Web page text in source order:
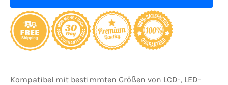
Kompatibel mit bestimmten Größen von LCD-, LED-